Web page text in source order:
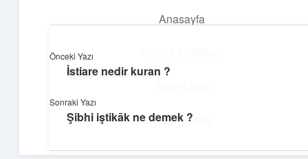
Anasayfa
Hakkımızda
Yaratıcı projelerle dünyanı inşa et!
Önceki Yazı
İstiare nedir kuran ?
Sonraki Yazı
Şibhi iştikāk ne demek ?